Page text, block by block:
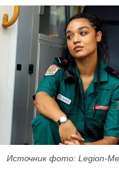
Источник фото: Legion-